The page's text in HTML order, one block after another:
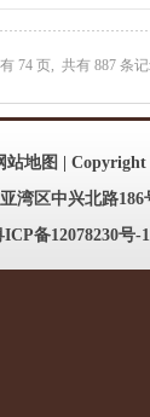
74 页, 共有 887 条
站地图 |
湾区中兴北路186
ICP备12078230号-1